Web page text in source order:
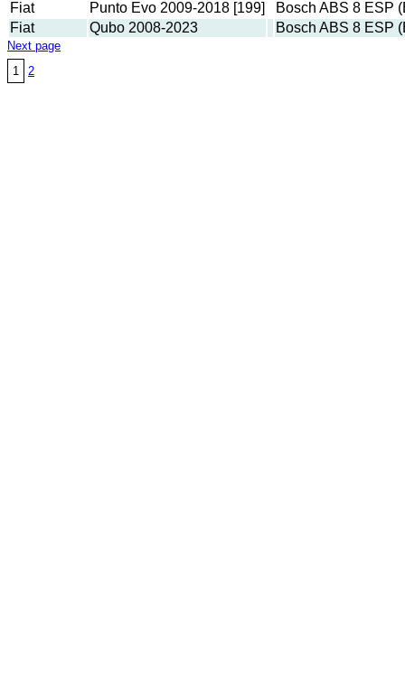
Fiat
Punto Evo 2009-2018 [199]
Bosch ABS 8 ESP
Fiat
Qubo 2008-2023 Bosch ABS 8 ESP
Next page
1
2